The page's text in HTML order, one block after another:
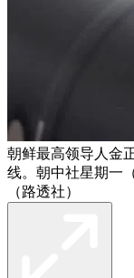
朝鲜最高领导人金
线。朝中社星期一
（路透社）